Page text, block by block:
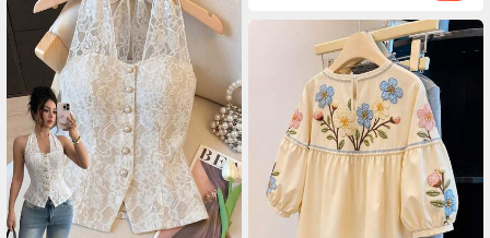
ลำลอง, ชุดพักผ่อนสำหรับผู้หญิง,
เสื้อเชิ้ตสตรีใหม่สำหรับฤดูร้อน,
เสื้อเบลาส์สีชมพู